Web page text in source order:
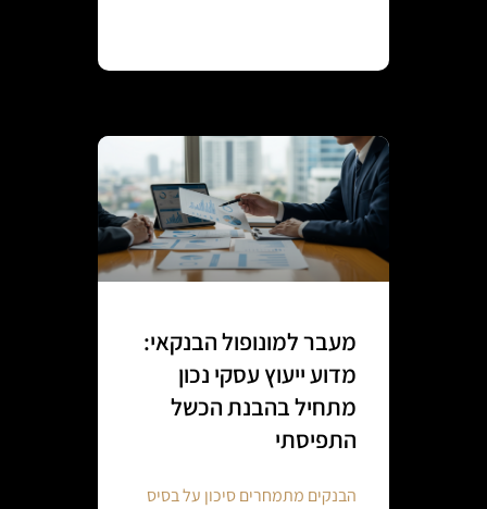
מעבר למונופול הבנקאי:
מדוע ייעוץ עסקי נכון
מתחיל בהבנת הכשל
התפיסתי
הבנקים מתמחרים סיכון על בסיס